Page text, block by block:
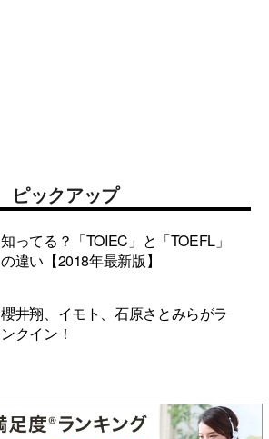
ピックアップ
知ってる？「TOIEC」と「TOEFL」
の違い【2018年最新版】
櫻井翔、イモト、石原さとみらがラ
ンクイン！